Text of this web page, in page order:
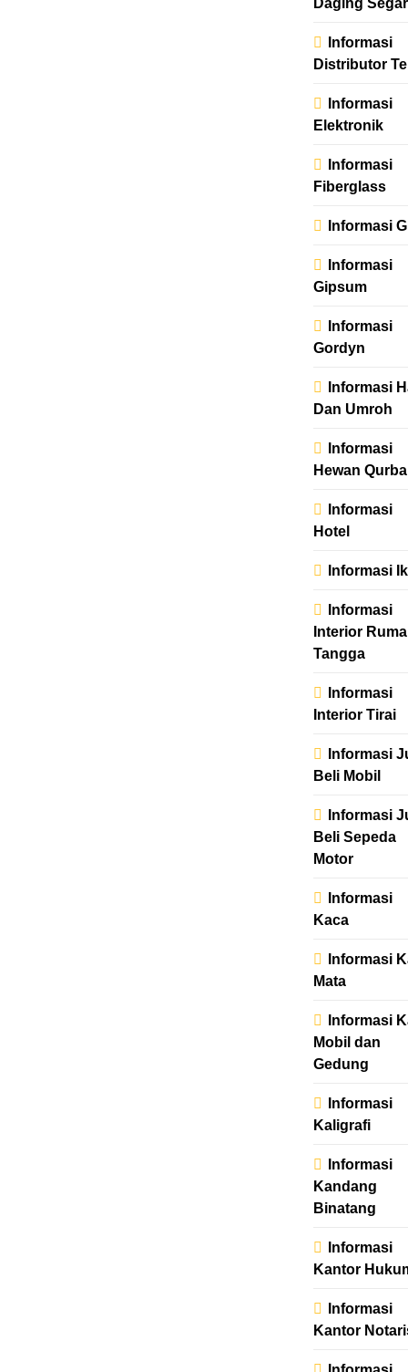
Informasi
Distributor
Informasi
Elektronik
Informasi
Fiberglass
Informasi
Informasi
Gipsum
Informasi
Gordyn
Informasi
Dan Umroh
Informasi
Hewan
Informasi
Hotel
Informasi
Informasi
Interior
Tangga
Informasi
Interior Tirai
Informasi
Beli Mobil
Informasi
Beli Sepeda
Motor
Informasi
Kaca
Informasi
Mata
Informasi
Mobil dan
Gedung
Informasi
Kaligrafi
Informasi
Kandang
Binatang
Informasi
Kantor
Informasi
Kantor